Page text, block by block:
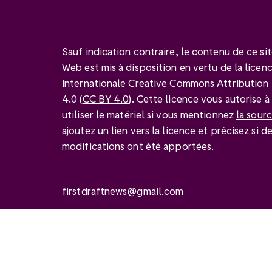
Sauf indication contraire, le contenu de ce
Web est mis à disposition en vertu de la
internationale Creative Commons Attribution
4.0 (CC BY 4.0). Cette licence vous autorise à
utiliser le matériel si vous mentionnez la
ajoutez un lien vers la licence et précisez si
modifications ont été apportées.
firstdraftnews@gmail.com